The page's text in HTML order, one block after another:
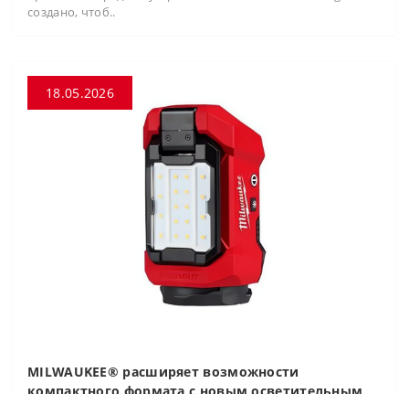
создано, чтоб..
18.05.2026
MILWAUKEE® расширяет возможности